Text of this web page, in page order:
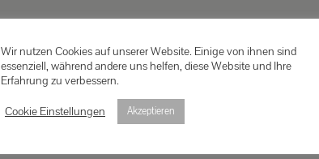
Wir nutzen Cookies auf unserer Website. Einige von ihnen sind
essenziell, während andere uns helfen, diese Website und Ihre
Erfahrung zu verbessern.
Cookie Einstellungen
Akzeptieren